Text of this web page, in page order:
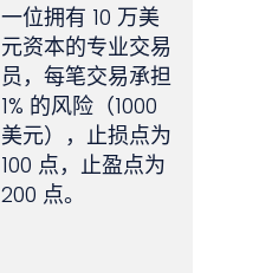
一位拥有 10 万美
元资本的专业交易
员，每笔交易承担
1% 的风险（1000
美元），止损点为
100 点，止盈点为
200 点。